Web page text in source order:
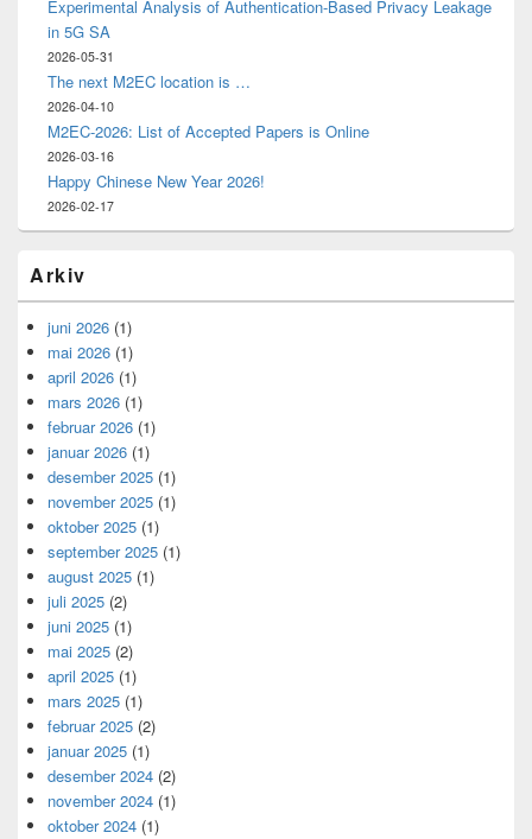
Experimental Analysis of Authentication-Based Privacy Leakage
in 5G SA
2026-05-31
The next M2EC location is …
2026-04-10
M2EC-2026: List of Accepted Papers is Online
2026-03-16
Happy Chinese New Year 2026!
2026-02-17
Arkiv
juni 2026 (1)
mai 2026 (1)
april 2026 (1)
mars 2026 (1)
februar 2026 (1)
januar 2026 (1)
desember 2025 (1)
november 2025 (1)
oktober 2025 (1)
september 2025 (1)
august 2025 (1)
juli 2025 (2)
juni 2025 (1)
mai 2025 (2)
april 2025 (1)
mars 2025 (1)
februar 2025 (2)
januar 2025 (1)
desember 2024 (2)
november 2024 (1)
oktober 2024 (1)